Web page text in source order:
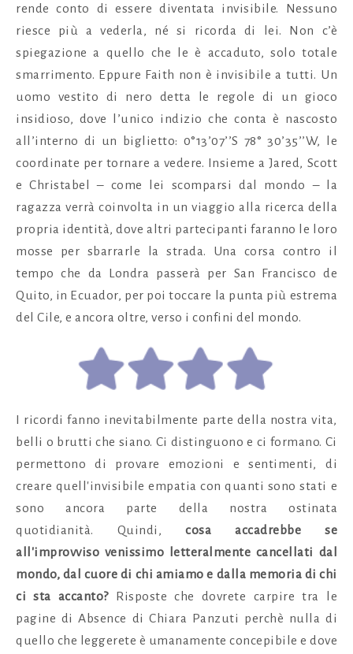
rende conto di essere diventata invisibile. Nessuno
riesce più a vederla, né si ricorda di lei. Non c’è
spiegazione a quello che le è accaduto, solo totale
smarrimento. Eppure Faith non è invisibile a tutti. Un
uomo vestito di nero detta le regole di un gioco
insidioso, dove l’unico indizio che conta è nascosto
all’interno di un biglietto: 0°13’07’’S 78° 30’35’’W, le
coordinate per tornare a vedere. Insieme a Jared, Scott
e Christabel – come lei scomparsi dal mondo – la
ragazza verrà coinvolta in un viaggio alla ricerca della
propria identità, dove altri partecipanti faranno le loro
mosse per sbarrarle la strada. Una corsa contro il
tempo che da Londra passerà per San Francisco de
Quito, in Ecuador, per poi toccare la punta più estrema
del Cile, e ancora oltre, verso i confini del mondo.
I ricordi fanno inevitabilmente parte della nostra vita,
belli o brutti che siano. Ci distinguono e ci formano. Ci
permettono di provare emozioni e sentimenti, di
creare quell'invisibile empatia con quanti sono stati e
sono ancora parte della nostra ostinata
quotidianità. Quindi, cosa accadrebbe se
all'improvviso venissimo letteralmente cancellati dal
mondo, dal cuore di chi amiamo e dalla memoria di chi
ci sta accanto?Risposte che dovrete carpire tra le
pagine di Absence di Chiara Panzuti perchè nulla di
quello che leggerete è umanamente concepibile e dove